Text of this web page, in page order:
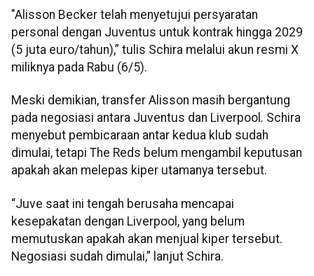
"Alisson Becker telah menyetujui persyaratan
personal dengan Juventus untuk kontrak hingga 2029
(5 juta euro/tahun),” tulis Schira melalui akun resmi X
miliknya pada Rabu (6/5).
Meski demikian, transfer Alisson masih bergantung
pada negosiasi antara Juventus dan Liverpool. Schira
menyebut pembicaraan antar kedua klub sudah
dimulai, tetapi The Reds belum mengambil keputusan
apakah akan melepas kiper utamanya tersebut.
“Juve saat ini tengah berusaha mencapai
kesepakatan dengan Liverpool, yang belum
memutuskan apakah akan menjual kiper tersebut.
Negosiasi sudah dimulai,” lanjut Schira.